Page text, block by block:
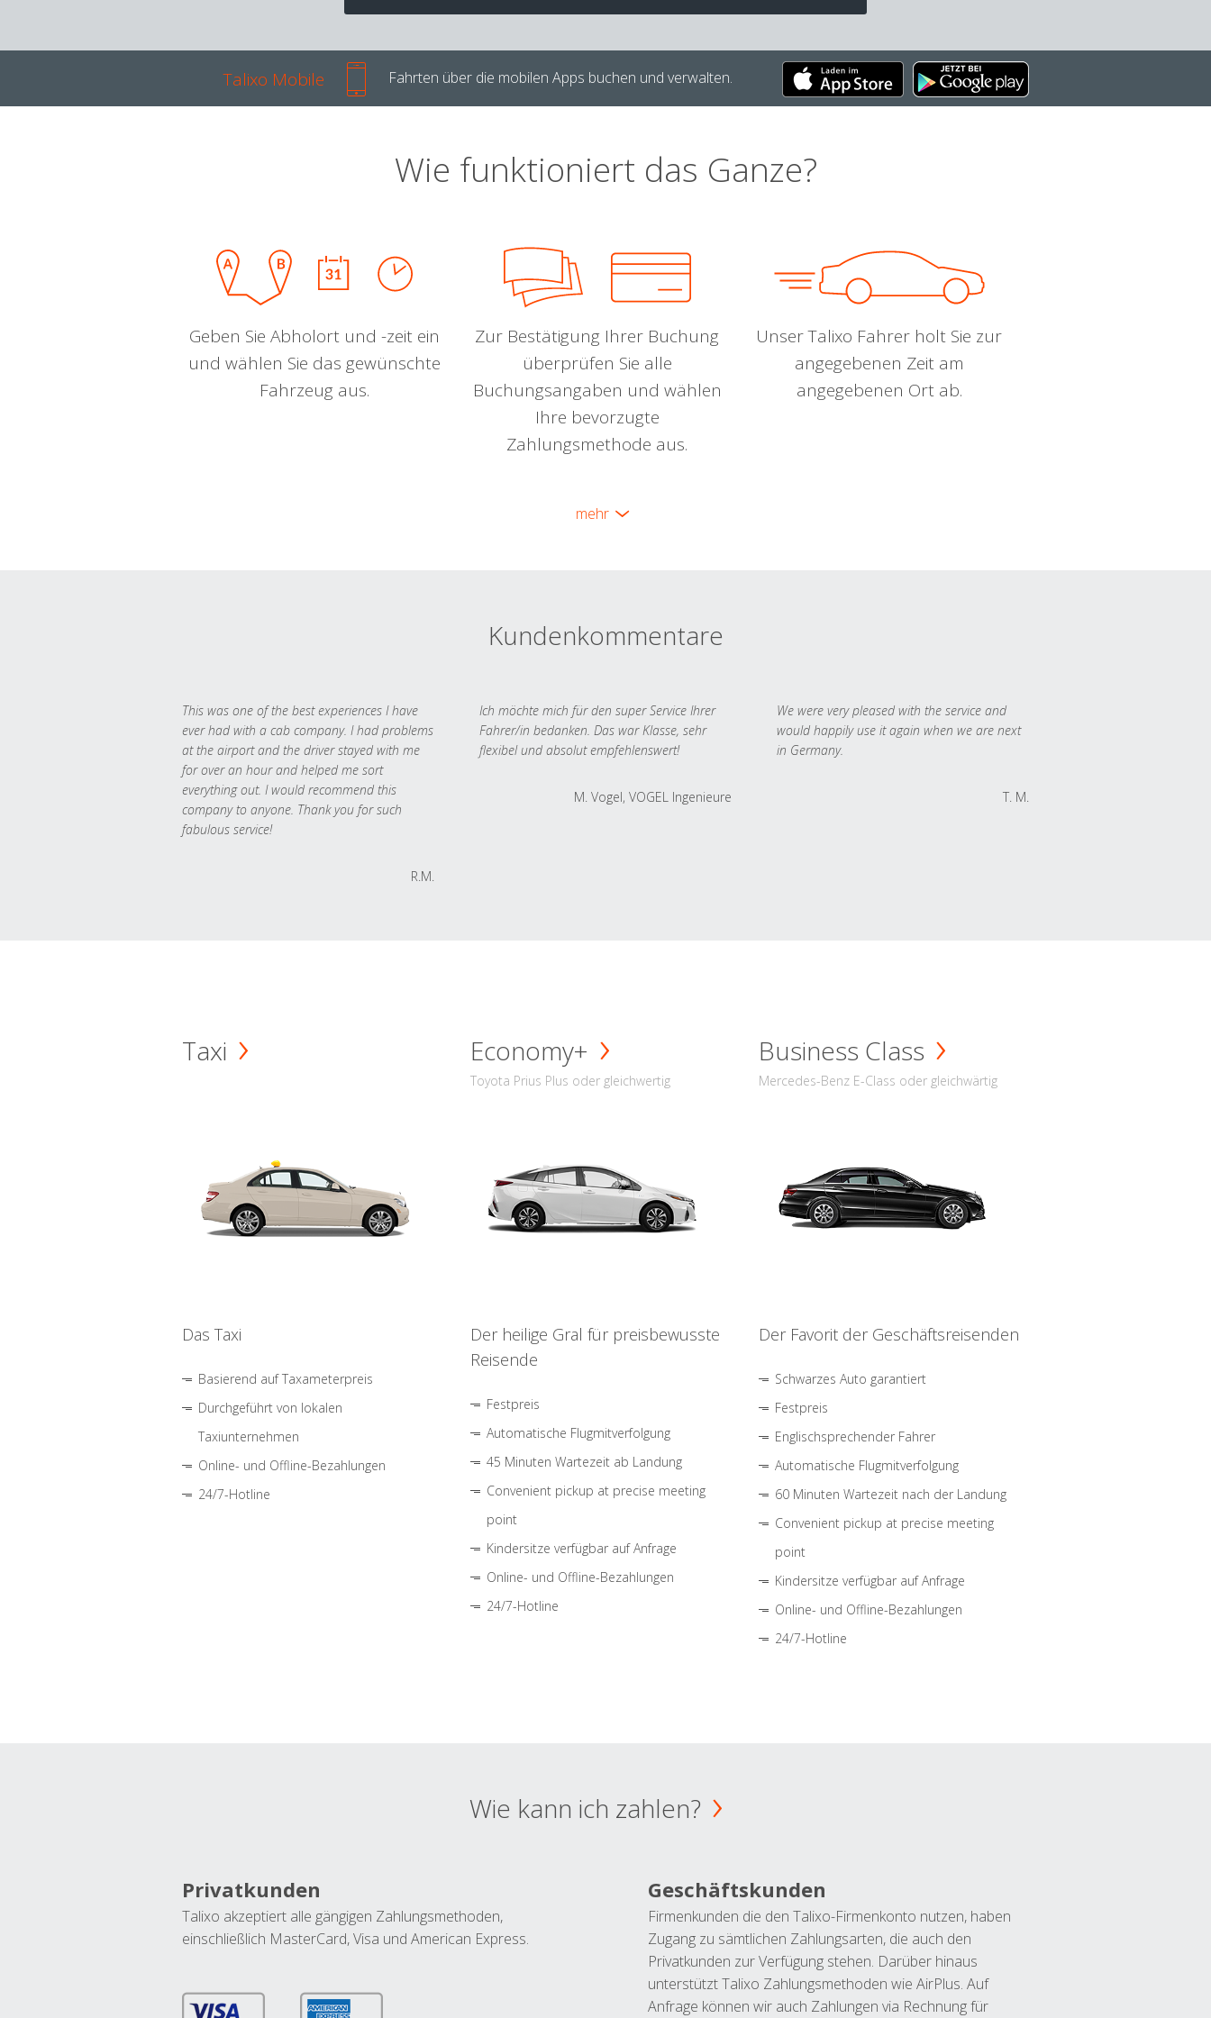
Talixo Mobile Fahrten über die mobilen Apps buchen und verwalten.
Wie funktioniert das Ganze?
Geben Sie Abholort und -zeit ein
und wählen Sie das gewünschte
Fahrzeug aus.
Zur Bestätigung Ihrer Buchung
überprüfen Sie alle
Buchungsangaben und wählen
Ihre bevorzugte
Zahlungsmethode aus.
Unser Talixo Fahrer holt Sie zur
angegebenen Zeit am
angegebenen Ort ab.
mehr
Kundenkommentare
This was one of the best experiences I have
ever had with a cab company. I had problems
at the airport and the driver stayed with me
for over an hour and helped me sort
everything out. I would recommend this
company to anyone. Thank you for such
fabulous service!
R.M.
Ich möchte mich für den super Service Ihrer
Fahrer/in bedanken. Das war Klasse, sehr
flexibel und absolut empfehlenswert!
M. Vogel, VOGEL Ingenieure
We were very pleased with the service and
would happily use it again when we are next
in Germany.
T. M.
Taxi
Das Taxi
Basierend auf Taxameterpreis
Durchgeführt von lokalen
Taxiunternehmen
Online- und Offline-Bezahlungen
24/7-Hotline
Economy+
Toyota Prius Plus oder gleichwertig
Der heilige Gral für preisbewusste
Reisende
Festpreis
Automatische Flugmitverfolgung
45 Minuten Wartezeit ab Landung
Convenient pickup at precise meeting
point
Kindersitze verfügbar auf Anfrage
Online- und Offline-Bezahlungen
24/7-Hotline
Business Class
Mercedes-Benz E-Class oder gleichwärtig
Der Favorit der Geschäftsreisenden
Schwarzes Auto garantiert
Festpreis
Englischsprechender Fahrer
Automatische Flugmitverfolgung
60 Minuten Wartezeit nach der Landung
Convenient pickup at precise meeting
point
Kindersitze verfügbar auf Anfrage
Online- und Offline-Bezahlungen
24/7-Hotline
Wie kann ich zahlen?
Privatkunden
Talixo akzeptiert alle gängigen Zahlungsmethoden,
einschließlich MasterCard, Visa und American Express.
Geschäftskunden
Firmenkunden die den Talixo-Firmenkonto nutzen, haben
Zugang zu sämtlichen Zahlungsarten, die auch den
Privatkunden zur Verfügung stehen. Darüber hinaus
unterstützt Talixo Zahlungsmethoden wie AirPlus. Auf
Anfrage können wir auch Zahlungen via Rechnung für